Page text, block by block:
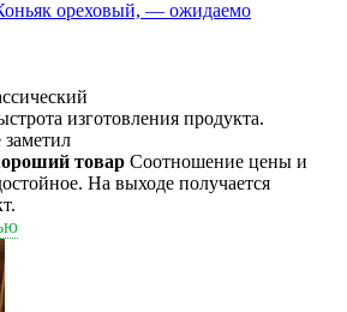
изготовления продукта.
товар Соотношение цены и
На выходе получается